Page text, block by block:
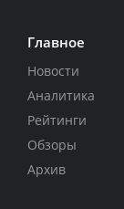
Главное
Новости
Аналитика
Рейтинги
Обзоры
Архив